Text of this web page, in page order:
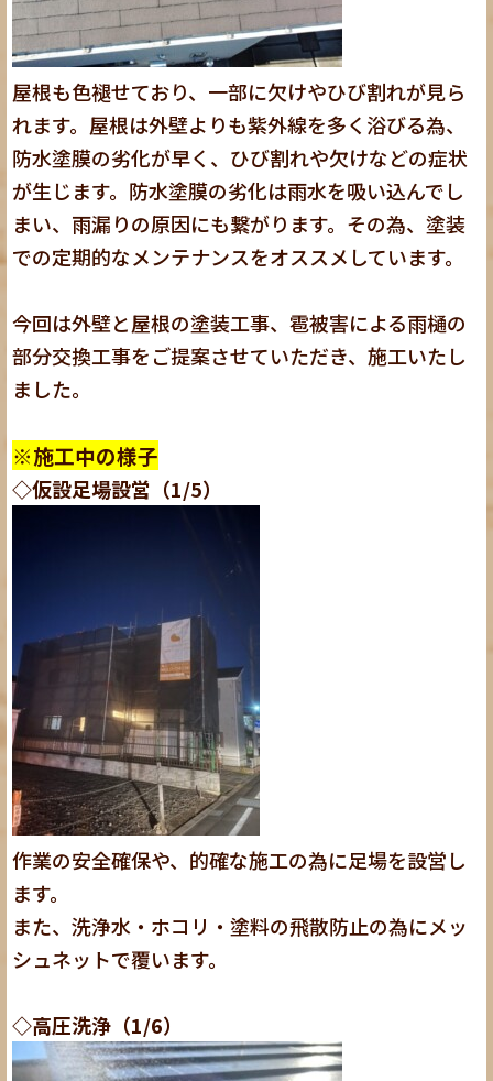
屋根も色褪せており、一部に欠けやひび割れが見ら
れます。屋根は外壁よりも紫外線を多く浴びる為、
防水塗膜の劣化が早く、ひび割れや欠けなどの症状
が生じます。防水塗膜の劣化は雨水を吸い込んでし
まい、雨漏りの原因にも繋がります。その為、塗装
での定期的なメンテナンスをオススメしています。
今回は外壁と屋根の塗装工事、雹被害による雨樋の
部分交換工事をご提案させていただき、施工いたし
ました。
※施工中の様子
◇仮設足場設営（1/5）
作業の安全確保や、的確な施工の為に足場を設営し
ます。
また、洗浄水・ホコリ・塗料の飛散防止の為にメッ
シュネットで覆います。
◇高圧洗浄（1/6）